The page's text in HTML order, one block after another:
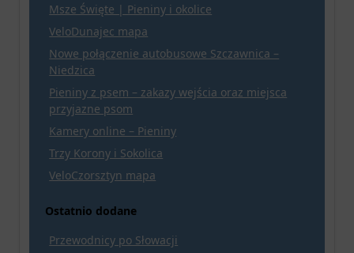
Msze Święte | Pieniny i okolice
VeloDunajec mapa
Nowe połączenie autobusowe Szczawnica –
Niedzica
Pieniny z psem – zakazy wejścia oraz miejsca
przyjazne psom
Kamery online – Pieniny
Trzy Korony i Sokolica
VeloCzorsztyn mapa
Ostatnio dodane
Przewodnicy po Słowacji